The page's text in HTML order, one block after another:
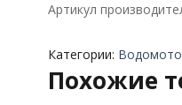
Артикул
Категории:
Похожие